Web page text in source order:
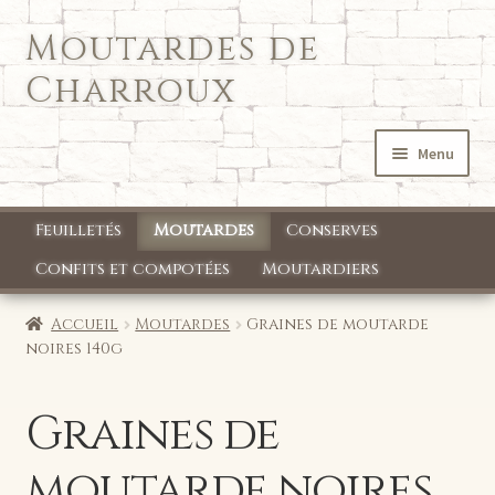
Aller
à
la
navigation
Aller
au
contenu
Moutardes de
Charroux
Menu
Accueil
Qui sommes nous ?
Mon compte
Feuilletés Moutardes
Conserves
Confits et compotées
Moutardiers
Accueil Moutardes
Graines de moutarde
noires 140g
Graines de